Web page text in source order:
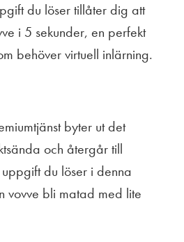
du löser tillåter dig att
i 5 sekunder, en perfekt
behöver virtuell inlärning.
byter ut det
och återgår till
du löser i denna
vovve bli matad med lite